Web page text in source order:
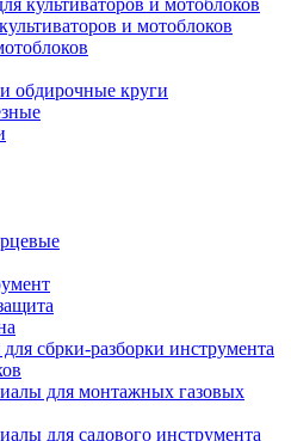
и мотоблоков
обдирочные круги
сбрки-разборки инструмента
для монтажных газовых
для садового инструмента